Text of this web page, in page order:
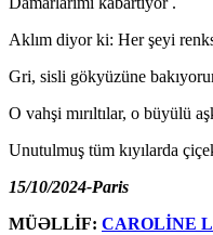
Aklım diyor ki: Her şeyi
Gri, sisli gökyüzüne
O vahşi mırıltılar, o büyülü
Unutulmuş tüm kıyılarda
15/10/2024-Paris
MÜƏLLİF: CAROLİNE